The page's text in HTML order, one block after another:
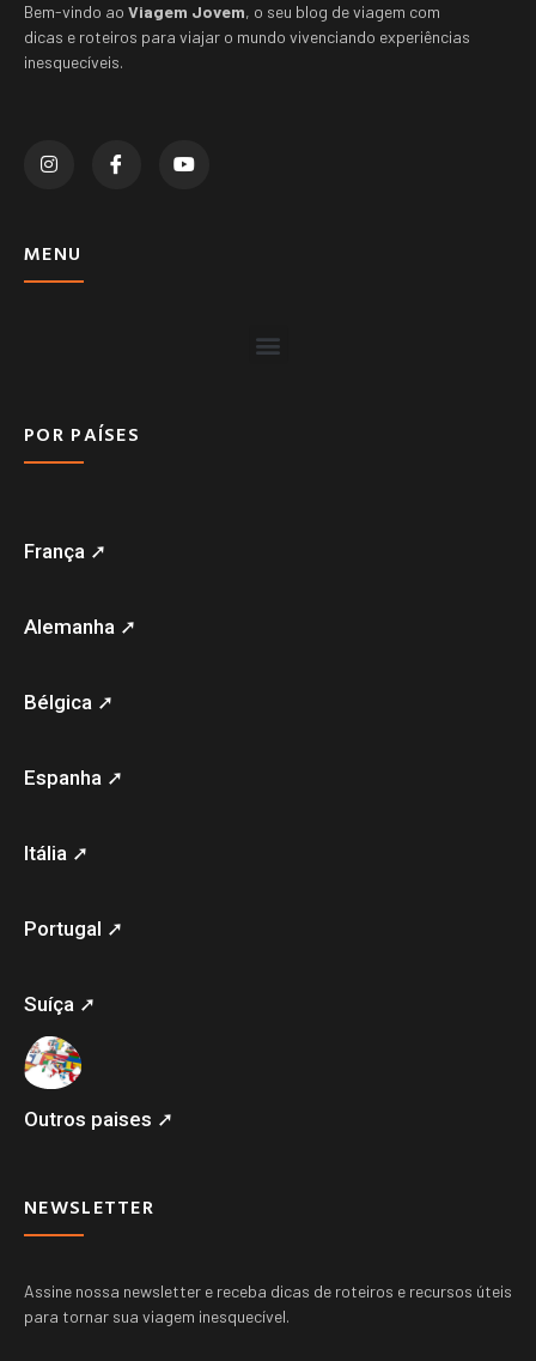
Bem-vindo ao Viagem Jovem, o seu blog de viagem com
dicas e roteiros para viajar o mundo vivenciando experiências
inesquecíveis.
MENU
POR PAÍSES
França ➚
Alemanha ➚
Bélgica ➚
Espanha ➚
Itália ➚
Portugal ➚
Suíça ➚
Outros paises ➚
NEWSLETTER
Assine nossa newsletter e receba dicas de roteiros e recursos úteis
para tornar sua viagem inesquecível.